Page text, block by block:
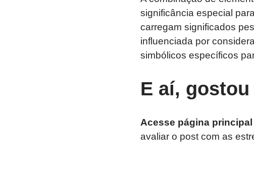
significância especial
carregam significados
influenciada por
simbólicos específicos
E aí,
Acesse página
avaliar o post com as